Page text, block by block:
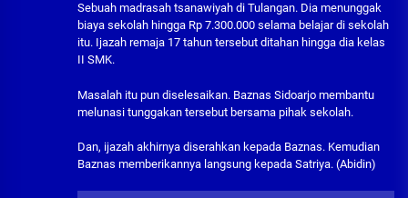
Sebuah madrasah tsanawiyah di Tulangan. Dia menunggak
biaya sekolah hingga Rp 7.300.000 selama belajar di sekolah
itu. Ijazah remaja 17 tahun tersebut ditahan hingga dia kelas
II SMK.
Masalah itu pun diselesaikan. Baznas Sidoarjo membantu
melunasi tunggakan tersebut bersama pihak sekolah.
Dan, ijazah akhirnya diserahkan kepada Baznas. Kemudian
Baznas memberikannya langsung kepada Satriya. (Abidin)